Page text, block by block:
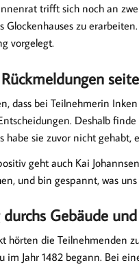
trifft sich noch an
Glockenhauses zu
vorgelegt.
dass bei Teilnehmerin
Deshalb
habe sie zuvor nicht gehabt,
geht auch Kai
und bin gespannt, was
durchs Gebäude
hörten die Teilnehmenden
im Jahr 1482 begann. Bei